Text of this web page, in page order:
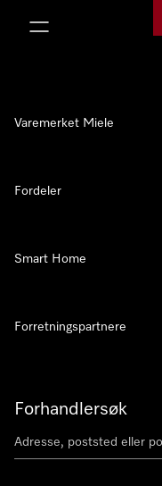
Forhandlersøk
Varemerket Miele
Fordeler
Smart Home
Forretningspartnere